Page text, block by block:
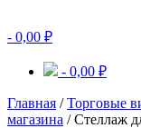
- 0,00 ₽
- 0,00 ₽
Главная /Торговые
магазина / Стеллаж